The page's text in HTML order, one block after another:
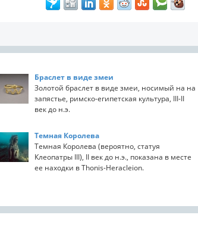
Браслет в виде змеи
Золотой браслет в виде змеи, носимый на на
запястье, римско-египетская культура, III-II
век до н.э.
Темная Королева
Темная Королева (вероятно, статуя
Клеопатры III), II век до н.э., показана в месте
ее находки в Thonis-Heracleion.